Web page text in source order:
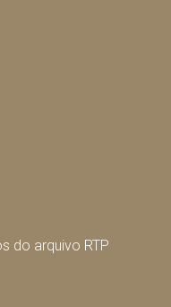
do arquivo RTP